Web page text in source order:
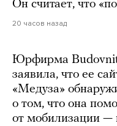
Он считает, что
20 часов назад
Юрфирма
заявила, что ее
«Медуза»
о том, что она
от мобилизации —